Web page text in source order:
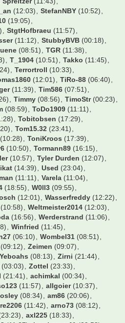
Spreitzer (11:43)
(12:03) StefanNBY (10:52)
(19:05)
StgtHofbraeu (11:57)
(11:12) StubbyBVB (00:18)
(08:51) TGR (11:38)
T_1904 (10:51) Takko (11:45)
Terrortroll (10:33)
(12:01) TiRo-88 (06:40)
(11:39) Tim586 (07:51)
Timmy (08:56) TimoStr (00:23)
(08:59) ToDo1909 (11:11)
Tobitobsen (17:29)
Tom15.32 (23:41)
(10:28) ToniKroos (17:39)
(10:50) Tormann89 (16:15)
(10:57) Tyler Durden (12:07)
(14:39) Used (23:04)
(11:11) Varela (11:04)
(18:55) W0ll3 (09:55)
(12:01) Wasserfreddy (12:22)
(10:58) Weltmeister2014 (12:03)
(16:56) Werderstrand (11:06)
Winfried (11:45)
(06:10) Wombel31 (08:51)
(09:12) Zeimen (09:07)
(08:13) Zirni (21:44)
(03:03) Zottel (23:33)
(21:41) achimkal (00:34)
(11:57) allgoier (10:37)
(08:34) am86 (20:06)
(11:42) arno73 (08:12)
axl225 (18:33)